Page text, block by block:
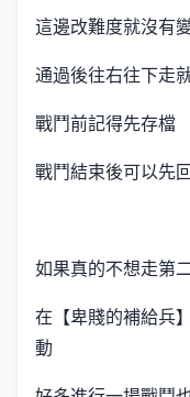
這邊改難度就沒有
通過後往右往下走
戰鬥前記得先存檔
戰鬥結束後可以先
如果真的不想走第
在【卑賤的補給兵
動